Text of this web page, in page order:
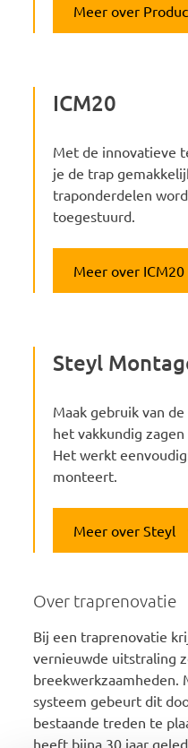
Meer over
ICM20
Met de innovatieve
je de trap
traponderdelen
toegestuurd.
Meer over ICM20
Steyl
Maak gebruik van
het vakkundig
Het werkt
monteert.
Meer over Steyl
Over traprenovatie
Bij een traprenovatie
vernieuwde uitstraling
breekwerkzaamheden.
systeem gebeurt dit
bestaande treden te
heeft bijna 30 jaar